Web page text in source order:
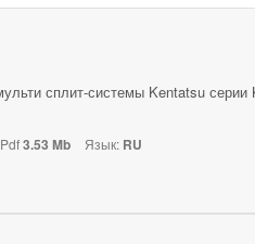
сплит-системы Kentatsu
Pdf3.53 Mb Язык: RU